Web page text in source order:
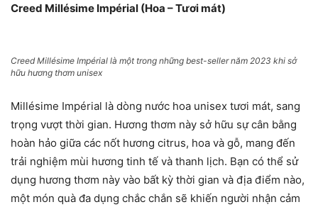
Creed Millésime Impérial (Hoa – Tươi mát)
Creed Millésime Impérial là một trong những best-seller năm 2023 khi sở
hữu hương thơm unisex
Millésime Impérial là dòng nước hoa unisex tươi mát, sang
trọng vượt thời gian. Hương thơm này sở hữu sự cân bằng
hoàn hảo giữa các nốt hương citrus, hoa và gỗ, mang đến
trải nghiệm mùi hương tinh tế và thanh lịch. Bạn có thể sử
dụng hương thơm này vào bất kỳ thời gian và địa điểm nào,
một món quà đa dụng chắc chắn sẽ khiến người nhận cảm